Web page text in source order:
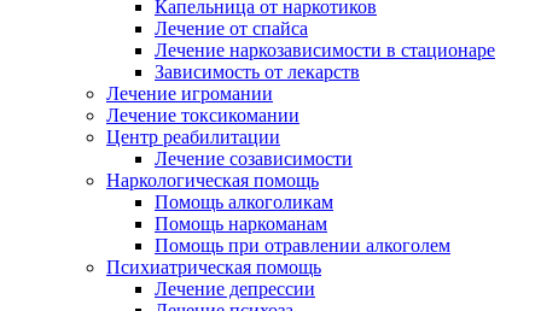
Капельница от наркотиков
Лечение от спайса
Лечение наркозависимости в стационаре
Зависимость от лекарств
Лечение игромании
Лечение токсикомании
Центр реабилитации
Лечение созависимости
Наркологическая помощь
Помощь алкоголикам
Помощь наркоманам
Помощь при отравлении алкоголем
Психиатрическая помощь
Лечение депрессии